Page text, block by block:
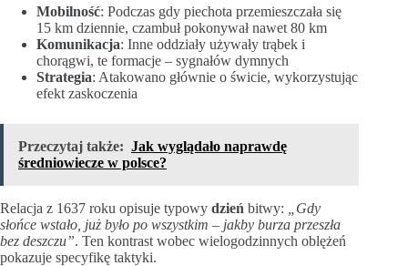
Mobilność: Podczas gdy piechota przemieszczała się
15 km dziennie, czambuł pokonywał nawet 80 km
Komunikacja: Inne oddziały używały trąbek i
chorągwi, te formacje – sygnałów dymnych
Strategia: Atakowano głównie o świcie, wykorzystując
efekt zaskoczenia
Przeczytaj także: Jak wyglądało naprawdę
średniowiecze w polsce?
Relacja z 1637 roku opisuje typowy dzień bitwy:
„Gdy
słońce wstało, już było po wszystkim – jakby burza przeszła
bez deszczu”. Ten kontrast wobec wielogodzinnych oblężeń
pokazuje specyfikę taktyki.